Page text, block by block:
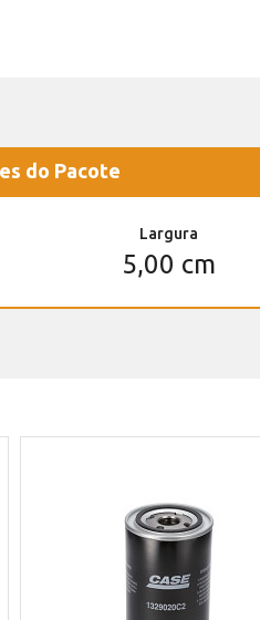
do Pacote
Largura
5,00 cm